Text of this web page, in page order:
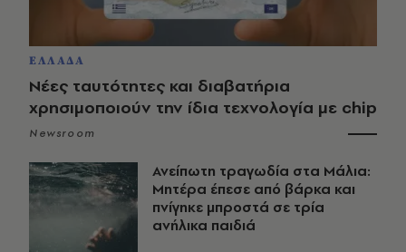
ΕΛΛΑΔΑ
Νέες ταυτότητες και διαβατήρια
χρησιμοποιούν την ίδια τεχνολογία με chip
Newsroom
Ανείπωτη τραγωδία στα Μάλια:
Μητέρα έπεσε από βάρκα και
πνίγηκε μπροστά σε τρία
ανήλικα παιδιά